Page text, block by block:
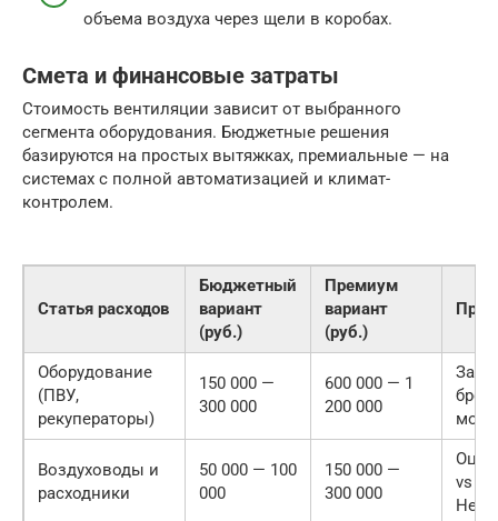
объема воздуха через щели в коробах.
Смета и финансовые затраты
Стоимость вентиляции зависит от выбранного
сегмента оборудования. Бюджетные решения
базируются на простых вытяжках, премиальные — на
системах с полной автоматизацией и климат-
контролем.
Статья расходов
Бюджетный
вариант
(руб.)
Премиум
вариант
(руб.)
Оборудование
(ПВУ,
рекуператоры)
150 000 —
300 000
600 000 — 1
200 000
Воздуховоды и
расходники
50 000 — 100
000
150 000 —
300 000
vs